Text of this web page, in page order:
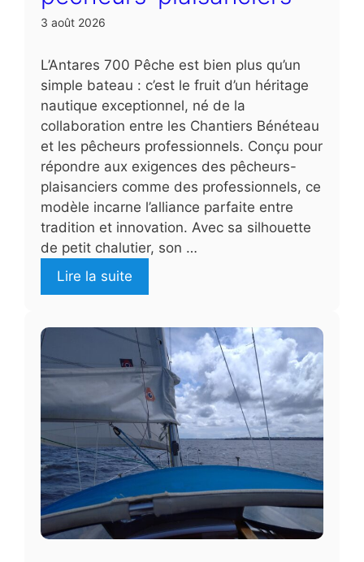
3 août 2026
L’Antares 700 Pêche est bien plus qu’un
simple bateau : c’est le fruit d’un héritage
nautique exceptionnel, né de la
collaboration entre les Chantiers Bénéteau
et les pêcheurs professionnels. Conçu pour
répondre aux exigences des pêcheurs-
plaisanciers comme des professionnels, ce
modèle incarne l’alliance parfaite entre
tradition et innovation. Avec sa silhouette
de petit chalutier, son …
Lire la suite